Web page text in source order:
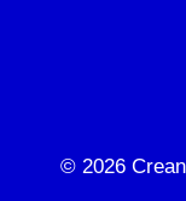
© 2026